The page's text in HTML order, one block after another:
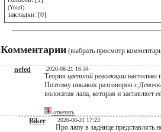
(Youri)
закладки: [0]
Комментарии (выбрать просмотр
nefed 2020-08-21 16:34
Теория цветной революции настолько
Поэтому никаких разговоров с
волосатая лапа, которая и заставляет её
ответить
Biker 2020-08-21 17:23
Про лапу в заднице представлять